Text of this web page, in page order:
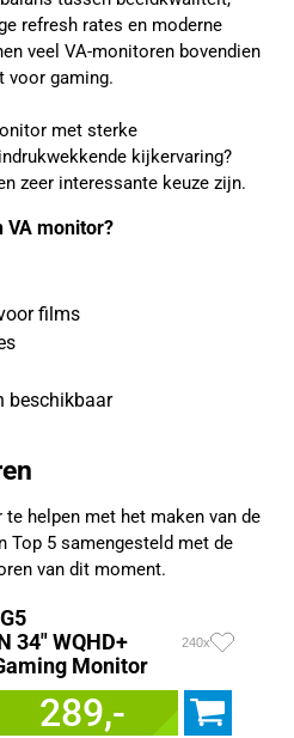
refresh rates en moderne
veel VA-monitoren bovendien
voor gaming.
met sterke
kijkervaring?
zeer interessante keuze zijn.
VA monitor?
films
beschikbaar
helpen met het maken van de
Top 5 samengesteld met de
van dit moment.
34" WQHD+
Monitor
240x
289,-